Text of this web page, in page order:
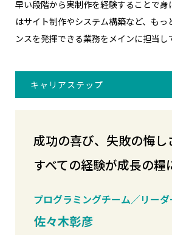
早い段階から実制作を経験することで身
はサイト制作やシステム構築など、もっ
ンスを発揮できる業務をメインに担当し
キャリアステップ
成功の喜び、失敗の悔し
すべての経験が成長の糧
プログラミングチーム／リーダ